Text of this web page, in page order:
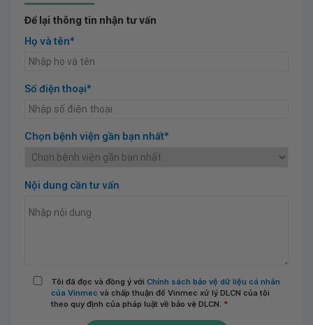
Để lại thông tin nhận tư vấn
Họ và tên*
Số điện thoại*
Chọn bệnh viện gần bạn nhất*
Nội dung cần tư vấn
Tôi đã đọc và đồng ý với Chính sách bảo vệ dữ liệu cá nhân
của Vinmec và chấp thuận để Vinmec xử lý DLCN của tôi
theo quy định của pháp luật về bảo vệ DLCN. *